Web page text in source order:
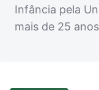
Infância pela
mais de 25